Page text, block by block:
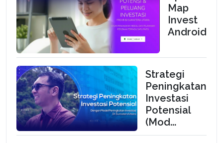
Map
Invest
Android
Strategi
Peningkatan
Investasi
Potensial
(Mod...